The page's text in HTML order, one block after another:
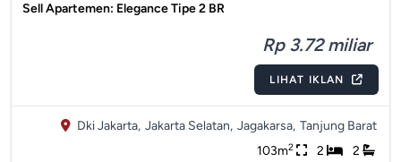
Sell Apartemen: Elegance Tipe 2 BR
Rp 3.72 miliar
LIHAT IKLAN
Dki Jakarta, Jakarta Selatan, Jagakarsa, Tanjung Barat
103m2 2 2